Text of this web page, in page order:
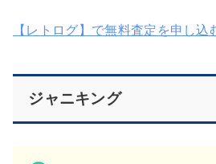
【レトログ】で無料査定を申し込
ジャニキング